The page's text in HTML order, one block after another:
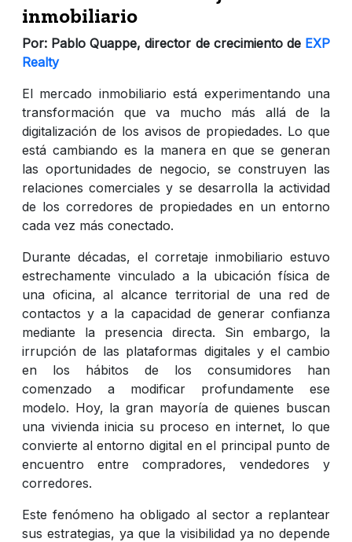
inmobiliario
Por: Pablo Quappe, director de crecimiento de EXP
Realty
El mercado inmobiliario está experimentando una
transformación que va mucho más allá de la
digitalización de los avisos de propiedades. Lo que
está cambiando es la manera en que se generan
las oportunidades de negocio, se construyen las
relaciones comerciales y se desarrolla la actividad
de los corredores de propiedades en un entorno
cada vez más conectado.
Durante décadas, el corretaje inmobiliario estuvo
estrechamente vinculado a la ubicación física de
una oficina, al alcance territorial de una red de
contactos y a la capacidad de generar confianza
mediante la presencia directa. Sin embargo, la
irrupción de las plataformas digitales y el cambio
en los hábitos de los consumidores han
comenzado a modificar profundamente ese
modelo. Hoy, la gran mayoría de quienes buscan
una vivienda inicia su proceso en internet, lo que
convierte al entorno digital en el principal punto de
encuentro entre compradores, vendedores y
corredores.
Este fenómeno ha obligado al sector a replantear
sus estrategias, ya que la visibilidad ya no depende